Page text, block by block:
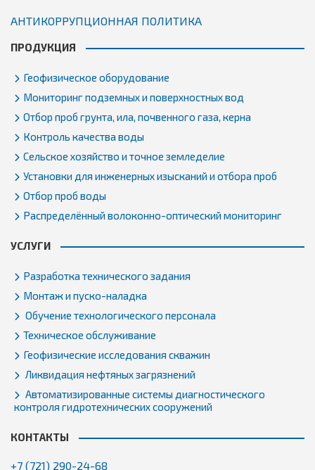
АНТИКОРРУПЦИОННАЯ ПОЛИТИКА
ПРОДУКЦИЯ
Геофизическое оборудование
Мониторинг подземных и поверхностных вод
Отбор проб грунта, ила, почвенного газа, керна
Контроль качества воды
Сельское хозяйство и точное земледелие
Установки для инженерных изысканий и отбора проб
Отбор проб воды
Распределённый волоконно-оптический мониторинг
УСЛУГИ
Разработка технического задания
Монтаж и пуско-наладка
Обучение технологического персонала
Техническое обслуживание
Геофизические исследования скважин
Ликвидация нефтяных загрязнений
Автоматизированные системы диагностического
контроля гидротехнических сооружений
КОНТАКТЫ
+7 (721) 290-24-68